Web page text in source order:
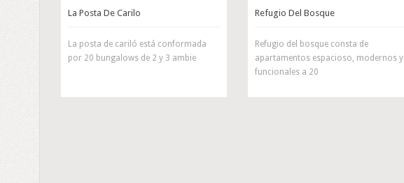
La Posta De Carilo
La posta de cariló está conformada
por 20 bungalows de 2 y 3 ambie
Refugio Del Bosque
Refugio del bosque consta de
apartamentos espacioso, modernos y
funcionales a 20